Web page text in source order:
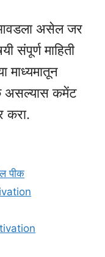
असेल जर
संपूर्ण माहिती
माध्यमातून
असल्यास कमेंट
पीक